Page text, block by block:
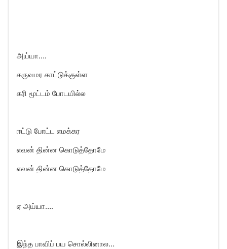
அய்யா….
கருவமர காட்டுக்குள்ள
கரி மூட்டம் போடயில்ல
ஈட்டு போட்ட எமக்கர
எவன் தின்ன கொடுத்தோமே
எவன் தின்ன கொடுத்தோமே
ஏ அய்யா….
இந்த பாவிப் பய சொல்லினால…